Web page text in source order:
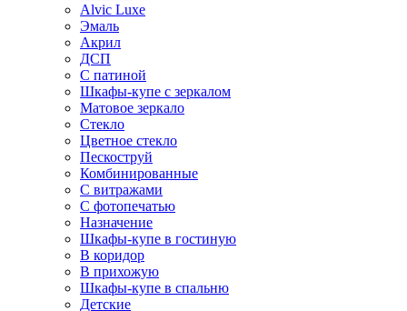
Alvic Luxe
Эмаль
Акрил
ДСП
С патиной
Шкафы-купе с зеркалом
Матовое зеркало
Стекло
Цветное стекло
Пескоструй
Комбинированные
С витражами
С фотопечатью
Назначение
Шкафы-купе в гостиную
В коридор
В прихожую
Шкафы-купе в спальню
Детские